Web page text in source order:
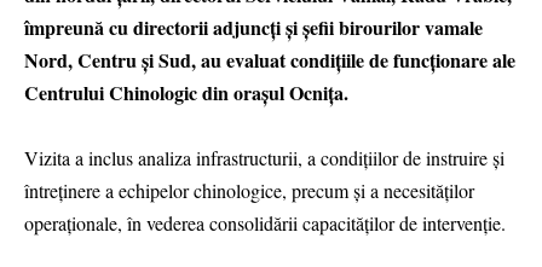
împreună cu directorii adjuncți și șefii birourilor vamale
Nord, Centru și Sud, au evaluat condițiile de funcționare ale
Centrului Chinologic din orașul Ocnița.
Vizita a inclus analiza infrastructurii, a condițiilor de instruire și
întreținere a echipelor chinologice, precum și a necesităților
operaționale, în vederea consolidării capacităților de intervenție.